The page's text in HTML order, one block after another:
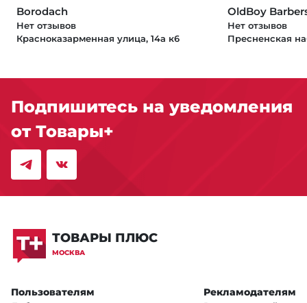
Borodach
Нет отзывов
Красноказарменная улица, 14а к6
OldBoy
Нет отзывов
Пресненская
Подпишитесь на уведомления
от Товары+
ТОВАРЫ ПЛЮС
МОСКВА
Пользователям Рекламодателям